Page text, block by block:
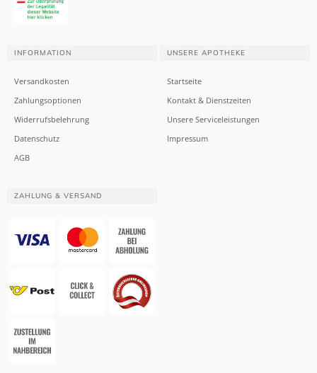
INFORMATION
Versandkosten
Zahlungsoptionen
Widerrufsbelehrung
Datenschutz
AGB
UNSERE APOTHEKE
Startseite
Kontakt & Dienstzeiten
Unsere Serviceleistungen
Impressum
ZAHLUNG & VERSAND